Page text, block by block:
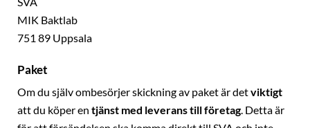
MIK Baktlab
751 89 Uppsala
Paket
Om du själv ombesörjer skickning av paket är detviktigt
att du köper en tjänst med leverans till företag. Detta är